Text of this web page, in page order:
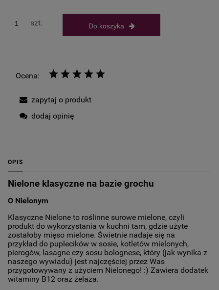
szt. Do koszyka
Ocena:
zapytaj o produkt
dodaj opinię
OPIS
Nielone klasyczne na bazie grochu
O Nielonym
Klasyczne Nielone to roślinne surowe mielone, czyli
produkt do wykorzystania w kuchni tam, gdzie użyte
zostałoby mięso mielone. Świetnie nadaje się na
przykład do puplecików w sosie, kotletów mielonych,
pierogów, lasagne czy sosu bolognese, który (jak wynika z
naszego wywiadu) jest najczęściej przez Was
przygotowywany z użyciem Nielonego! :) Zawiera dodatek
witaminy B12 oraz żelaza.